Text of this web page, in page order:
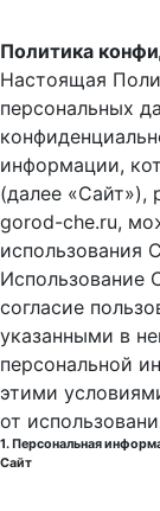
Политика
Настоящая
персональных
информации,
(далее
gorod-che.ru,
использования
Использование
согласие
указанными в
персональной
этими
от
1. Персональная
Сайт